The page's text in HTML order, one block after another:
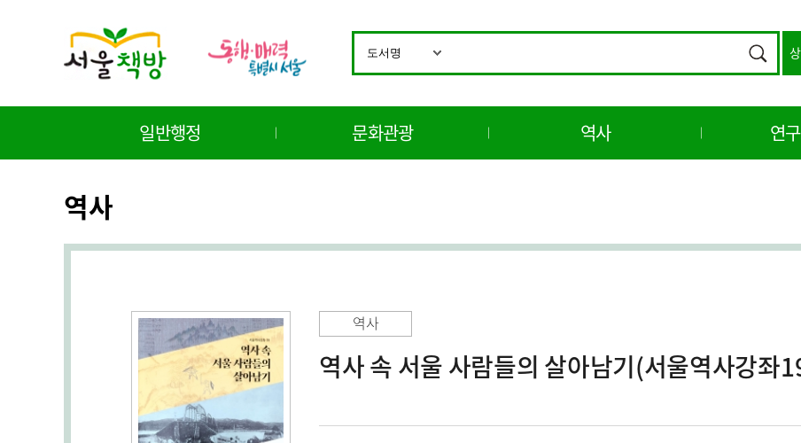
창
선
검
검색
일반행정 문화관광 역사 연
역사
역사
역사 속 서울 사람들의 살아남기(서울역사강좌